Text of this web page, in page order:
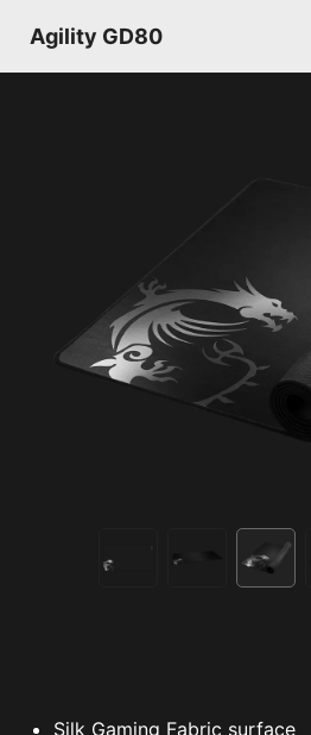
Agility GD80
Silk Gaming Fabric surface